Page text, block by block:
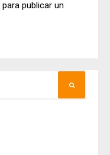
para publicar un